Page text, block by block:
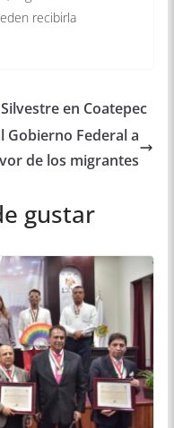
recibirla
en Coatepec
Gobierno Federal a
de los migrantes
gustar